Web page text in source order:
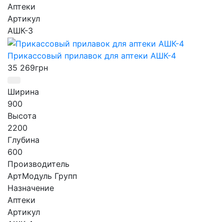
Аптеки
Артикул
АШК-3
Прикассовый прилавок для аптеки АШК-4
35 269грн
Ширина
900
Высота
2200
Глубина
600
Производитель
АртМодуль Групп
Назначение
Аптеки
Артикул